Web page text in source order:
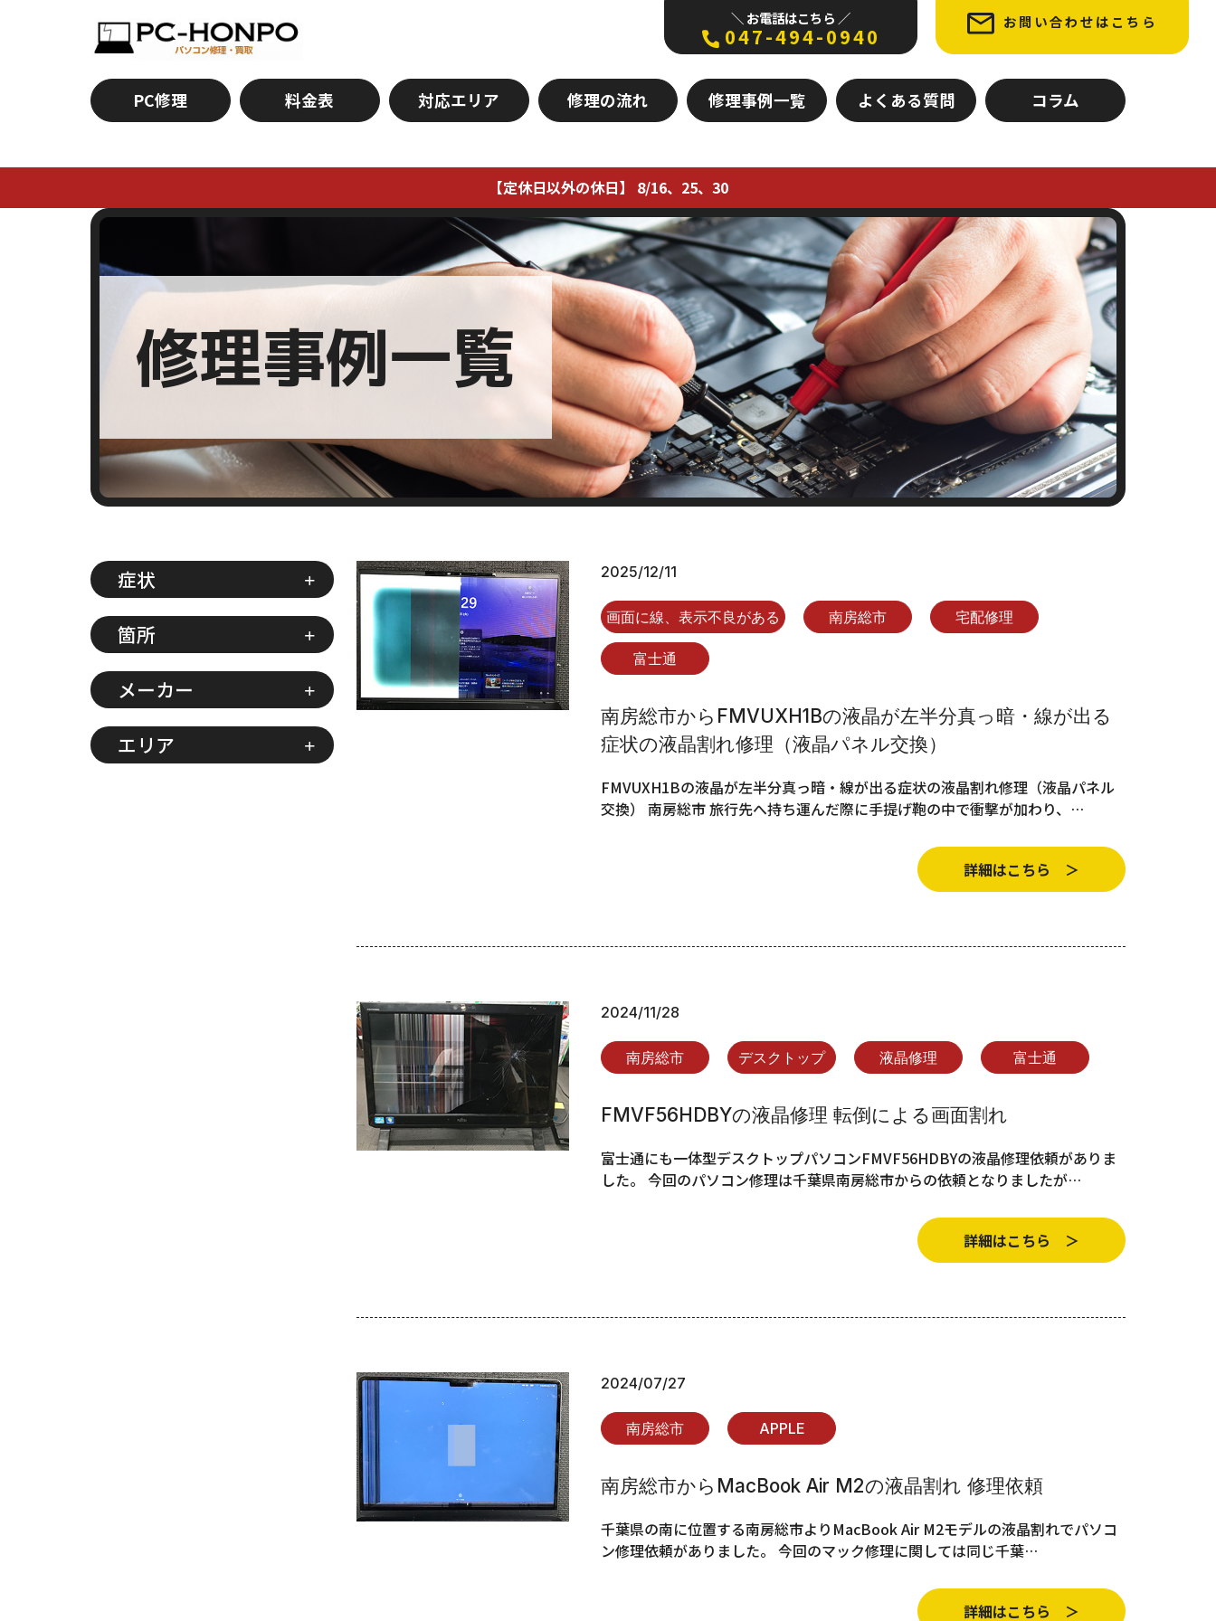
＼ お電話はこちら ／
047-494-0940
お問い合わせはこちら
PC修理 料金表 対応エリア 修理の流れ 修理事例一覧 よくある質問 コラム
【定休日以外の休日】 8/16、25、30
修理事例一覧
2025/12/11
画面に線、表示不良がある 南房総市 宅配修理
富士通
南房総市からFMVUXH1Bの液晶が左半分真っ暗・線が出る
症状の液晶割れ修理（液晶パネル交換）
FMVUXH1Bの液晶が左半分真っ暗・線が出る症状の液晶割れ修理（液晶パネル
交換） 南房総市 旅行先へ持ち運んだ際に手提げ鞄の中で衝撃が加わり、…
詳細はこちら ＞
2024/11/28
南房総市 デスクトップ 液晶修理 富士通
FMVF56HDBYの液晶修理 転倒による画面割れ
富士通にも一体型デスクトップパソコンFMVF56HDBYの液晶修理依頼がありま
した。 今回のパソコン修理は千葉県南房総市からの依頼となりましたが…
詳細はこちら ＞
2024/07/27
南房総市 APPLE
南房総市からMacBook Air M2の液晶割れ 修理依頼
千葉県の南に位置する南房総市よりMacBook Air M2モデルの液晶割れでパソコ
ン修理依頼がありました。 今回のマック修理に関しては同じ千葉…
詳細はこちら ＞
症状
箇所
メーカー
エリア